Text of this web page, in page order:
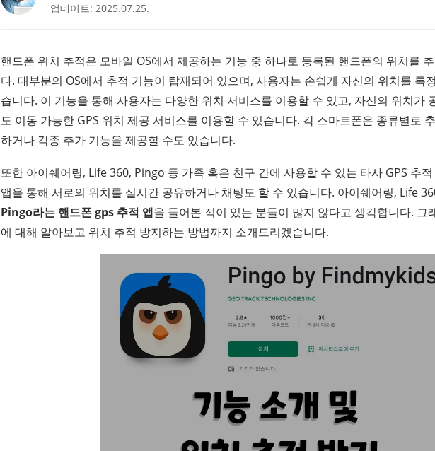
업데이트: 2025.07.25.
핸드폰 위치 추적은 모바일 OS에서 제공하는 기능 중 하나로 등록된 핸드폰의 위치를
다. 대부분의 OS에서 추적 기능이 탑재되어 있으며, 사용자는 손쉽게 자신의 위치를 특
습니다. 이 기능을 통해 사용자는 다양한 위치 서비스를 이용할 수 있고, 자신의 위치가
도 이동 가능한 GPS 위치 제공 서비스를 이용할 수 있습니다. 각 스마트폰은 종류별로
하거나 각종 추가 기능을 제공할 수도 있습니다.
또한 아이쉐어링, Life 360, Pingo 등 가족 혹은 친구 간에 사용할 수 있는 타사 GPS 추
앱을 통해 서로의 위치를 실시간 공유하거나 채팅도 할 수 있습니다. 아이쉐어링, Life
Pingo라는 핸드폰 gps 추적 앱을 들어본 적이 있는 분들이 많지 않다고 생각합니다. 그
에 대해 알아보고 위치 추적 방지하는 방법까지 소개드리겠습니다.